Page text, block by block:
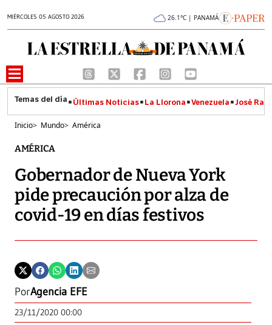
MIÉRCOLES 05 AGOSTO 2026 26.1°C | PANAMÁ
Últimas Noticias La Llorona Venezuela José
Inicio> Mundo> América
AMÉRICA
Gobernador de Nueva York
pide precaución por alza de
covid-19 en días festivos
PorAgencia EFE
23/11/2020 00:00